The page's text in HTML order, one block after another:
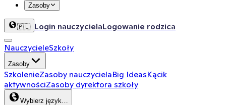
Zasoby
🇵🇱 Login nauczycielaLogowanie rodzica
NauczycieleSzkoły
Zasoby
SzkolenieZasoby nauczycielaBig IdeasKącik
aktywnościZasoby dyrektora szkoły
Wybierz język…